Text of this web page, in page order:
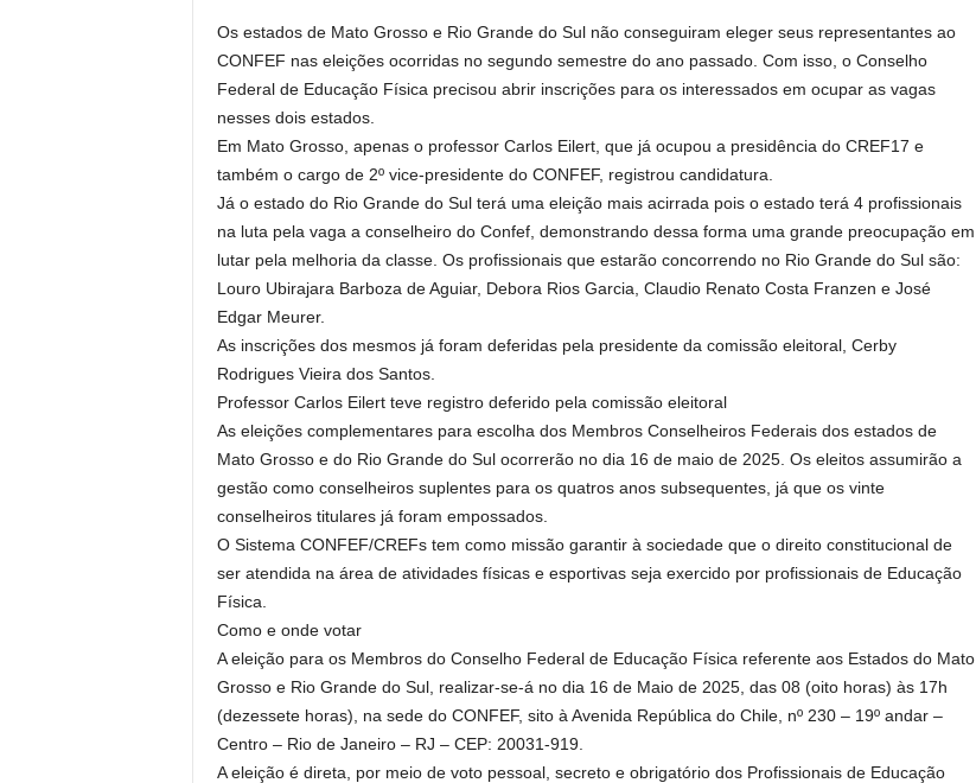
Os estados de Mato Grosso e Rio Grande do Sul não conseguiram eleger seus representantes ao
CONFEF nas eleições ocorridas no segundo semestre do ano passado. Com isso, o Conselho
Federal de Educação Física precisou abrir inscrições para os interessados em ocupar as vagas
nesses dois estados.
Em Mato Grosso, apenas o professor Carlos Eilert, que já ocupou a presidência do CREF17 e
também o cargo de 2º vice-presidente do CONFEF, registrou candidatura.
Já o estado do Rio Grande do Sul terá uma eleição mais acirrada pois o estado terá 4 profissionais
na luta pela vaga a conselheiro do Confef, demonstrando dessa forma uma grande preocupação em
lutar pela melhoria da classe. Os profissionais que estarão concorrendo no Rio Grande do Sul são:
Louro Ubirajara Barboza de Aguiar, Debora Rios Garcia, Claudio Renato Costa Franzen e José
Edgar Meurer.
As inscrições dos mesmos já foram deferidas pela presidente da comissão eleitoral, Cerby
Rodrigues Vieira dos Santos.
Professor Carlos Eilert teve registro deferido pela comissão eleitoral
As eleições complementares para escolha dos Membros Conselheiros Federais dos estados de
Mato Grosso e do Rio Grande do Sul ocorrerão no dia 16 de maio de 2025. Os eleitos assumirão a
gestão como conselheiros suplentes para os quatros anos subsequentes, já que os vinte
conselheiros titulares já foram empossados.
O Sistema CONFEF/CREFs tem como missão garantir à sociedade que o direito constitucional de
ser atendida na área de atividades físicas e esportivas seja exercido por profissionais de Educação
Física.
Como e onde votar
A eleição para os Membros do Conselho Federal de Educação Física referente aos Estados do Mato
Grosso e Rio Grande do Sul, realizar-se-á no dia 16 de Maio de 2025, das 08 (oito horas) às 17h
(dezessete horas), na sede do CONFEF, sito à Avenida República do Chile, nº 230 – 19º andar –
Centro – Rio de Janeiro – RJ – CEP: 20031-919.
A eleição é direta, por meio de voto pessoal, secreto e obrigatório dos Profissionais de Educação